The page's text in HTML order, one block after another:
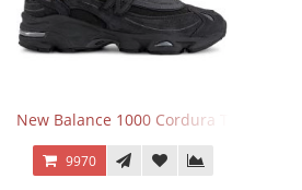
New Balance 1000 Cordura Trainers
9970